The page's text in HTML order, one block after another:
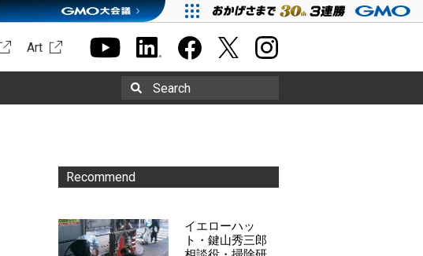
Art
Search
Recommend
イエローハッ
ト・鍵山秀三郎